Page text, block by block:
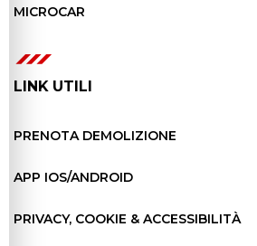
MICROCAR
LINK UTILI
PRENOTA DEMOLIZIONE
APP IOS/ANDROID
PRIVACY, COOKIE & ACCESSIBILITÀ